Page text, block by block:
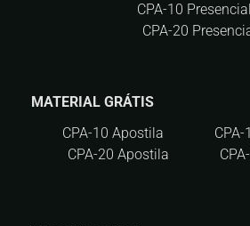
CPA-10 Presencial
CPA-20
MATERIAL GRÁTIS
CPA-10 Apostila
CPA-20 Apostila